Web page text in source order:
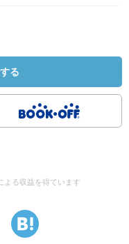
心配していたほどでは
し、彼女の思想の発
して編者の米田佐代
明に理解できる構成
した。
からには戸籍上も我
という徹底ぶりに、
る
よる収益を得ています